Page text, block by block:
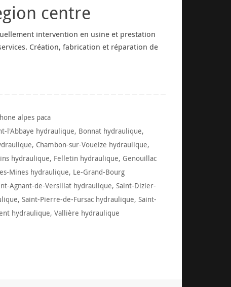
centre
intervention en usine et prestation
Création, fabrication et réparation de
alpes paca
l'Abbaye hydraulique, Bonnat hydraulique,
, Chambon-sur-Voueize hydraulique,
hydraulique, Felletin hydraulique, Genouillac
Mines hydraulique, Le-Grand-Bourg
Agnant-de-Versillat hydraulique, Saint-Dizier-
, Saint-Pierre-de-Fursac hydraulique, Saint-
hydraulique, Vallière hydraulique